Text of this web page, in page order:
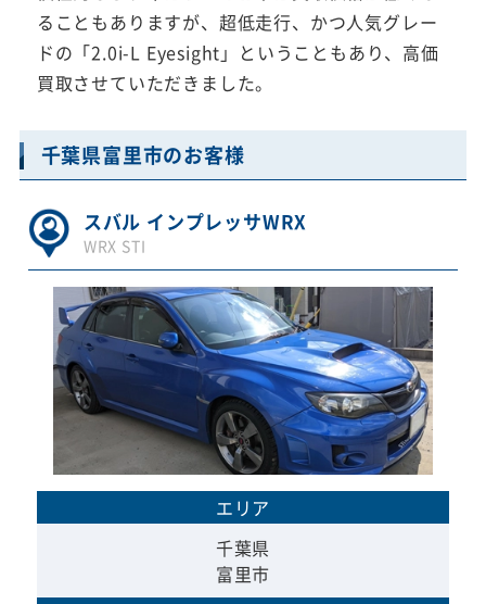
ることもありますが、超低走行、かつ人気グレー
ドの「2.0i-L Eyesight」ということもあり、高価
買取させていただきました。
千葉県富里市のお客様
スバル インプレッサWRX
WRX STI
エリア
千葉県
富里市